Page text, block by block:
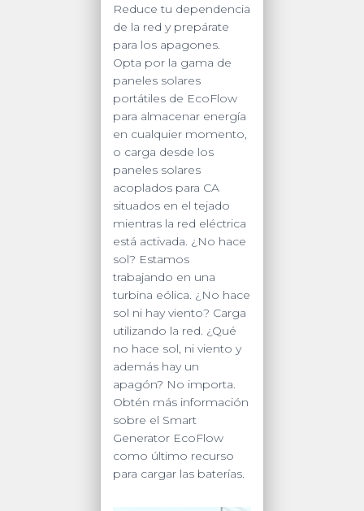
Reduce tu dependencia
de la red y prepárate
para los apagones.
Opta por la gama de
paneles solares
portátiles de EcoFlow
para almacenar energía
en cualquier momento,
o carga desde los
paneles solares
acoplados para CA
situados en el tejado
mientras la red eléctrica
está activada. ¿No hace
sol? Estamos
trabajando en una
turbina eólica. ¿No hace
sol ni hay viento? Carga
utilizando la red. ¿Qué
no hace sol, ni viento y
además hay un
apagón? No importa.
Obtén más información
sobre el Smart
Generator EcoFlow
como último recurso
para cargar las baterías.